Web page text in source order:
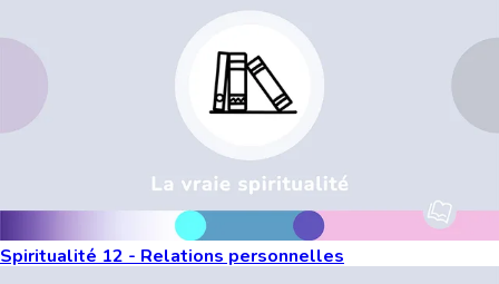
Spiritualité 12 - Relations personnelles